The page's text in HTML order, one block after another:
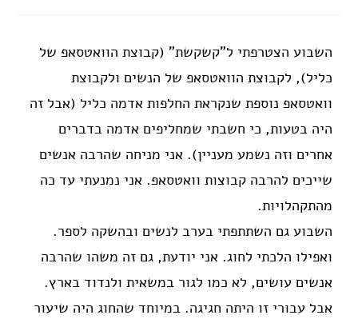
השבוע הצטרפתי ל"קשקשת" (קבוצת הוואטסאפ של
כליל), לקבוצת הוואטסאפ של הנשים ולקבוצת
וואטסאפ נוספת שנקראת החלפות אדמה כליל (אבל זה
היה בטעות, כי חשבתי שמחליפים אדמה בדברים
אחרים וזה נשמע מעניין). אני מניחה שהרבה אנשים
שייכים להרבה קבוצות וואטסאפ. אני נמנעתי עד כה
מהתקהלויות.
השבוע גם השתתפתי בערב לנשים ובהשקה לספר.
ואפילו הלכתי לחוג. אני יודעת, גם זה משהו שהרבה
אנשים עושים, לא כמו לגור במשאית ולנדוד בארץ.
אבל עבורי זו היתה חגיגה. במיוחד שהחוג היה שיעור